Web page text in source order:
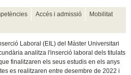
Accés i admissió
Mobilitat
Laboral (EIL) del Màster Universitari
analitza l'inserció laboral dels titulats
finalitzaren els seus estudis en els anys
es realitzaren entre desembre de 2022 i